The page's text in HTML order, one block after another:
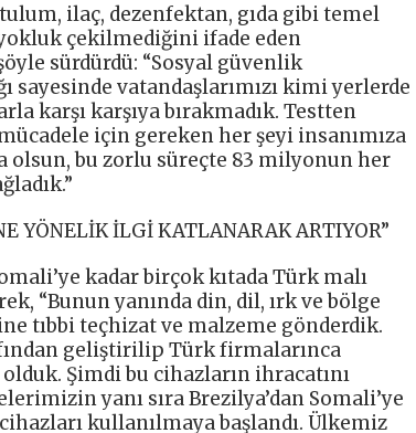
ilaç, dezenfektan, gıda gibi temel
çekilmediğini ifade eden
sürdürdü: “Sosyal güvenlik
sayesinde vatandaşlarımızı kimi yerlerde
karşı karşıya bırakmadık. Testten
için gereken her şeyi insanımıza
olsun, bu zorlu süreçte 83 milyonun her
YÖNELİK İLGİ KATLANARAK ARTIYOR”
kadar birçok kıtada Türk malı
“Bunun yanında din, dil, ırk ve bölge
tıbbi teçhizat ve malzeme gönderdik.
geliştirilip Türk firmalarınca
Şimdi bu cihazların ihracatını
yanı sıra Brezilya’dan Somali’ye
kullanılmaya başlandı. Ülkemiz